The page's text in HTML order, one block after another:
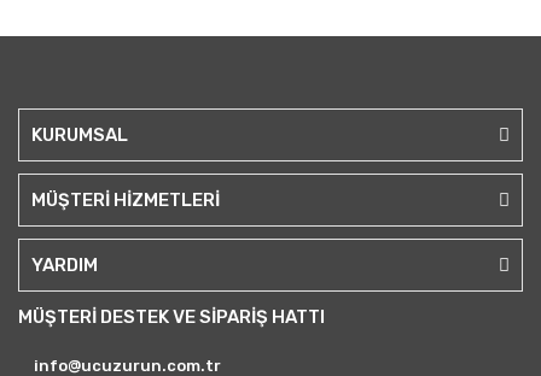
KURUMSAL
MÜŞTERİ HİZMETLERİ
YARDIM
MÜŞTERİ DESTEK VE SİPARİŞ HATTI
info@ucuzurun.com.tr